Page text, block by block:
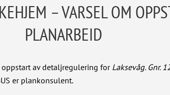
– VARSEL OM
PLANARBEID
av detaljregulering for Laksevåg. Gnr.
er plankonsulent.